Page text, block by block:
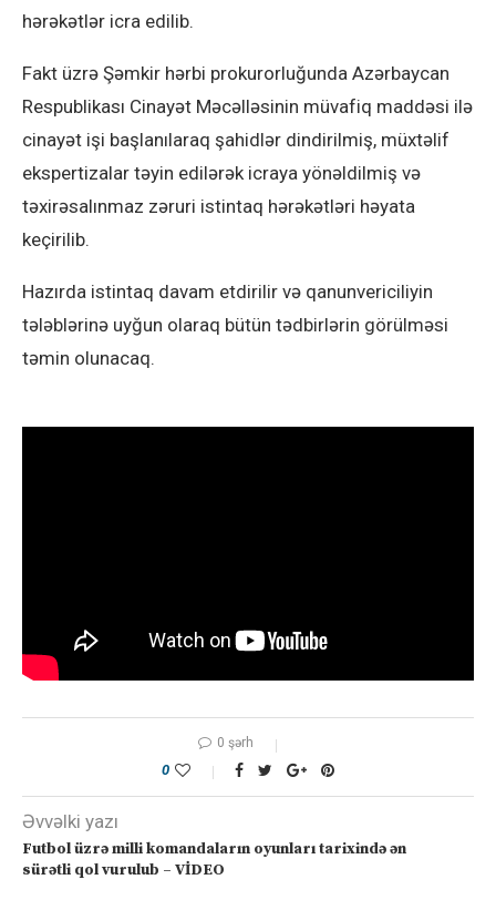
hərəkətlər icra edilib.
Fakt üzrə Şəmkir hərbi prokurorluğunda Azərbaycan
Respublikası Cinayət Məcəlləsinin müvafiq maddəsi ilə
cinayət işi başlanılaraq şahidlər dindirilmiş, müxtəlif
ekspertizalar təyin edilərək icraya yönəldilmiş və
təxirəsalınmaz zəruri istintaq hərəkətləri həyata
keçirilib.
Hazırda istintaq davam etdirilir və qanunvericiliyin
tələblərinə uyğun olaraq bütün tədbirlərin görülməsi
təmin olunacaq.
0 şərh
0
Əvvəlki yazı
Futbol üzrə milli komandaların oyunları tarixində ən
sürətli qol vurulub – VİDEO